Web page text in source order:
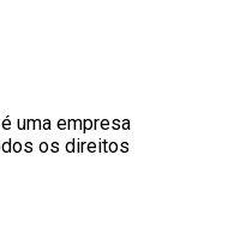
uma empresa
os direitos